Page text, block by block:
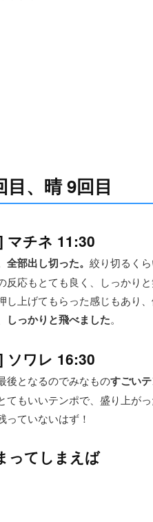
目、晴 9回目
マチネ 11:30
全部出し切った。 絞り切るく
反応もとても良く、しっかり
し上げてもらった感じもあり
しっかりと飛べました。
ソワレ 16:30
後となるのでみなものすごい
てもいいテンポで、盛り上がっ
っていないはず！
ってしまえば